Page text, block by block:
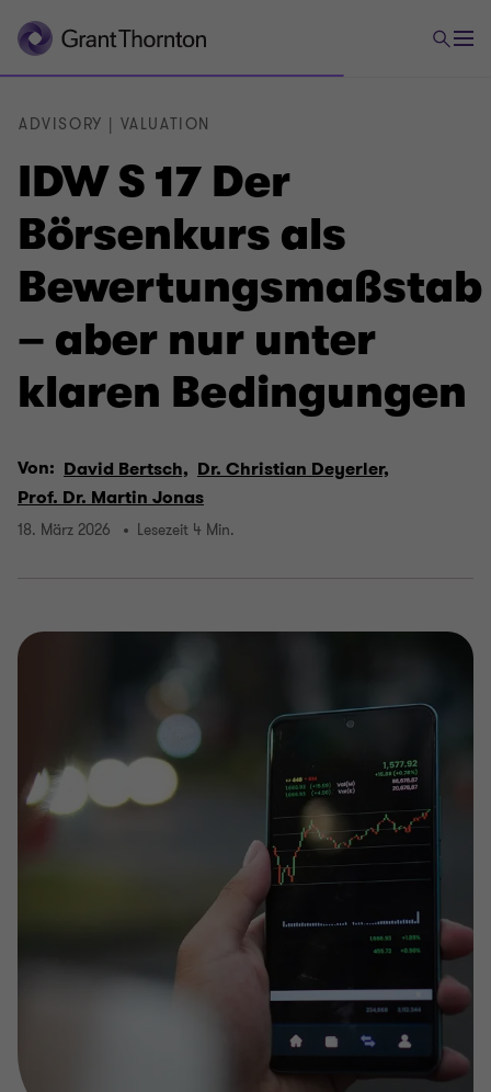
IDW S 17 Der
Börsenkurs als
Bewertungsmaßstab
– aber nur unter
klaren Bedingungen
ADVISORY | VALUATION
Von: David Bertsch, Dr. Christian Deyerler,
Prof. Dr. Martin Jonas
18. März 2026 Lesezeit 4 Min.